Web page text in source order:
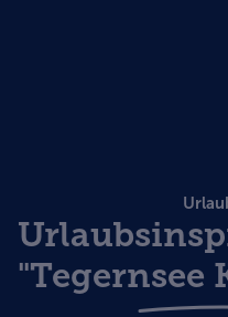
"Tegernsee